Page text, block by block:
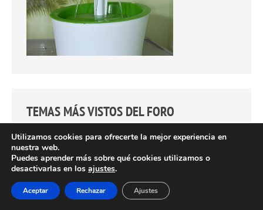
TEMAS MÁS VISTOS DEL FORO
Semillitas blancas
cestodes lo que tiene? Se parece a lo de la foto...
cambiando de color solo revelando más su verdadero
Utilizamos cookies para ofrecerte la mejor experiencia en
nuestra web.
Puedes aprender más sobre qué cookies utilizamos o
desactivarlas en los ajustes.
Aceptar Rechazar Ajustes